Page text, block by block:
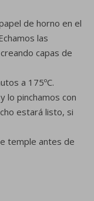
de horno en el
las
capas de
a 175ºC.
lo pinchamos con
estará listo, si
temple antes de